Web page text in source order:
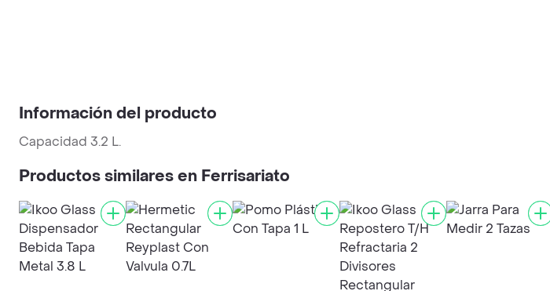
Información del producto
Capacidad 3.2 L.
Productos similares en Ferrisariato